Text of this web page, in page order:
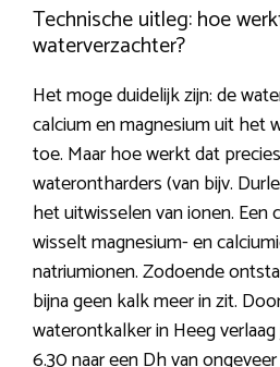
Technische uitleg: hoe
waterverzachter?
Het moge duidelijk zijn: de
calcium en magnesium uit het
toe. Maar hoe werkt dat
waterontharders (van bijv.
het uitwisselen van ionen. Een
wisselt magnesium- en
natriumionen. Zodoende
bijna geen kalk meer in zit.
waterontkalker in Heeg
6.30 naar een Dh van